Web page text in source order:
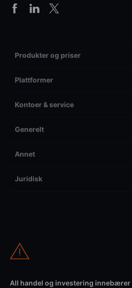
Produkter og priser
Plattformer
Kontoer & service
Generelt
Annet
Juridisk
All handel og investering